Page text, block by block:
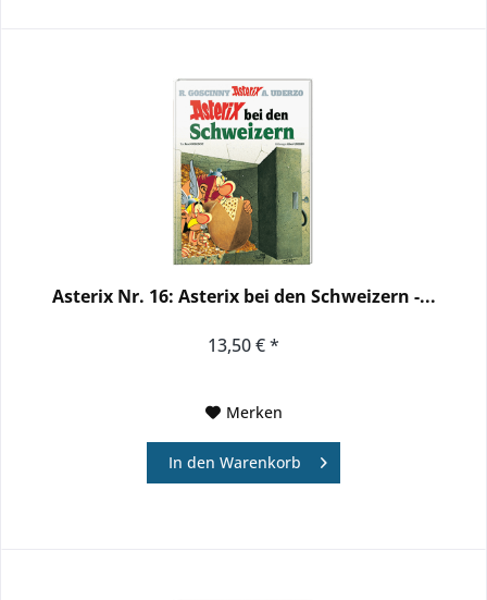
Asterix Nr. 16: Asterix bei den Schweizern -...
13,50 € *
Merken
In den Warenkorb